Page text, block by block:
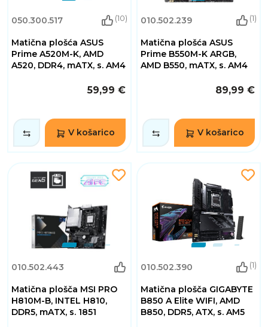
050.300.517 (10)
Matična plošća ASUS
Prime A520M-K, AMD
A520, DDR4, mATX, s. AM4
59,99 €
V košarico
010.502.239 (1)
Matična plošća ASUS
Prime B550M-K ARGB,
AMD B550, mATX, s. AM4
89,99 €
V košarico
010.502.443
Matična plošča MSI PRO
H810M-B, INTEL H810,
DDR5, mATX, s. 1851
010.502.390 (1)
Matična plošča GIGABYTE
B850 A Elite WIFI, AMD
B850, DDR5, ATX, s. AM5